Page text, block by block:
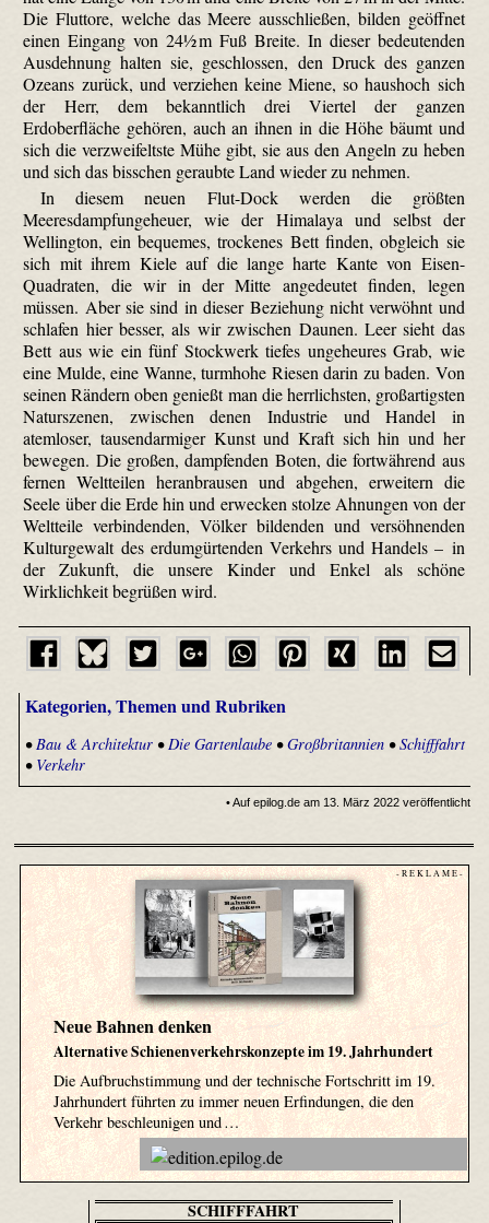
Die Fluttore, welche das Meere ausschließen, bilden geöffnet
einen Eingang von 24½ m Fuß Breite. In dieser bedeutenden
Ausdehnung halten sie, geschlossen, den Druck des ganzen
Ozeans zurück, und verziehen keine Miene, so haushoch sich
der Herr, dem bekanntlich drei Viertel der ganzen
Erdoberfläche gehören, auch an ihnen in die Höhe bäumt und
sich die ver­zweifeltste Mühe gibt, sie aus den Angeln zu heben
und sich das bisschen geraubte Land wieder zu nehmen.
In diesem neuen Flut-Dock werden die größten
Meeresdampfungeheuer, wie der Himalaya und selbst der
Wellington, ein bequemes, trockenes Bett finden, obgleich sie
sich mit ihrem Kiele auf die lange harte Kante von Eisen-
Quadraten, die wir in der Mitte angedeutet finden, legen
müssen. Aber sie sind in dieser Beziehung nicht verwöhnt und
schlafen hier besser, als wir zwischen Daunen. Leer sieht das
Bett aus wie ein fünf Stockwerk tiefes ungeheures Grab, wie
eine Mulde, eine Wanne, turmhohe Riesen darin zu baden. Von
seinen Rändern oben genießt man die herrlichsten, großartigsten
Naturszenen, zwischen denen Industrie und Handel in
atemloser, tausend­armiger Kunst und Kraft sich hin und her
bewegen. Die großen, dampfenden Boten, die fortwährend aus
fernen Weltteilen heranbrausen und abgehen, erweitern die
Seele über die Erde hin und erwecken stolze Ahnungen von der
Weltteile verbindenden, Völker bildenden und versöhnenden
Kulturgewalt des erd­umgürtenden Verkehrs und Handels – in
der Zukunft, die unsere Kinder und Enkel als schöne
Wirklichkeit begrüßen wird.
Kategorien, Themen und Rubriken
•Bau & Architektur•Die Gartenlaube•Großbritannien•Schifffahrt
• Verkehr
• Auf epilog.de am 13. März 2022 veröffentlicht
- R E K L A M E -
Neue Bahnen denken
Alternative Schienenverkehrskonzepte im 19. Jahrhundert
Die Aufbruchstimmung und der technische Fortschritt im 19.
Jahrhundert führten zu immer neuen Erfindungen, die den
Verkehr beschleunigen und …
SCHIFFFAHRT